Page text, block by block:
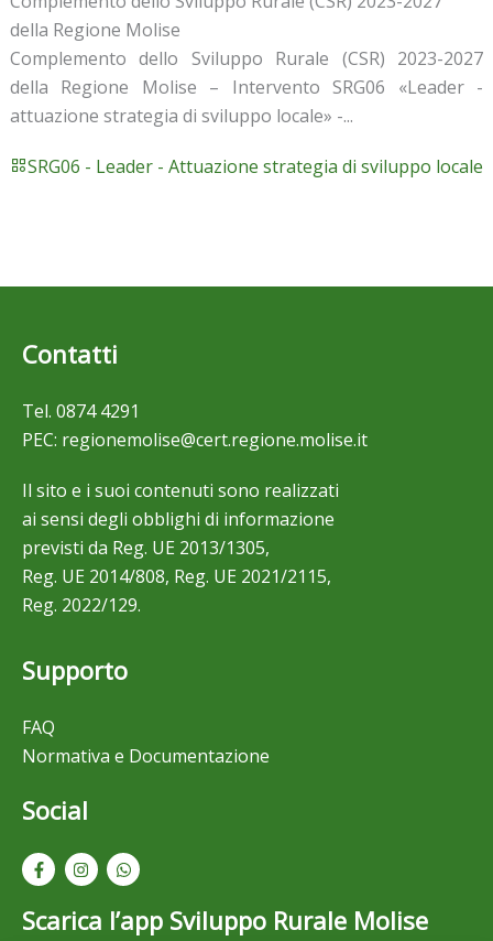
della Regione Molise
Complemento dello Sviluppo Rurale (CSR) 2023-2027
della Regione Molise – Intervento SRG06 «Leader -
attuazione strategia di sviluppo locale» -...
SRG06 - Leader - Attuazione strategia di sviluppo locale
Contatti
Tel. 0874 4291
PEC: regionemolise@cert.regione.molise.it
Il sito e i suoi contenuti sono realizzati
ai sensi degli obblighi di informazione
previsti da Reg. UE 2013/1305,
Reg. UE 2014/808, Reg. UE 2021/2115,
Reg. 2022/129.
Supporto
FAQ
Normativa e Documentazione
Social
Scarica l’app Sviluppo Rurale Molise